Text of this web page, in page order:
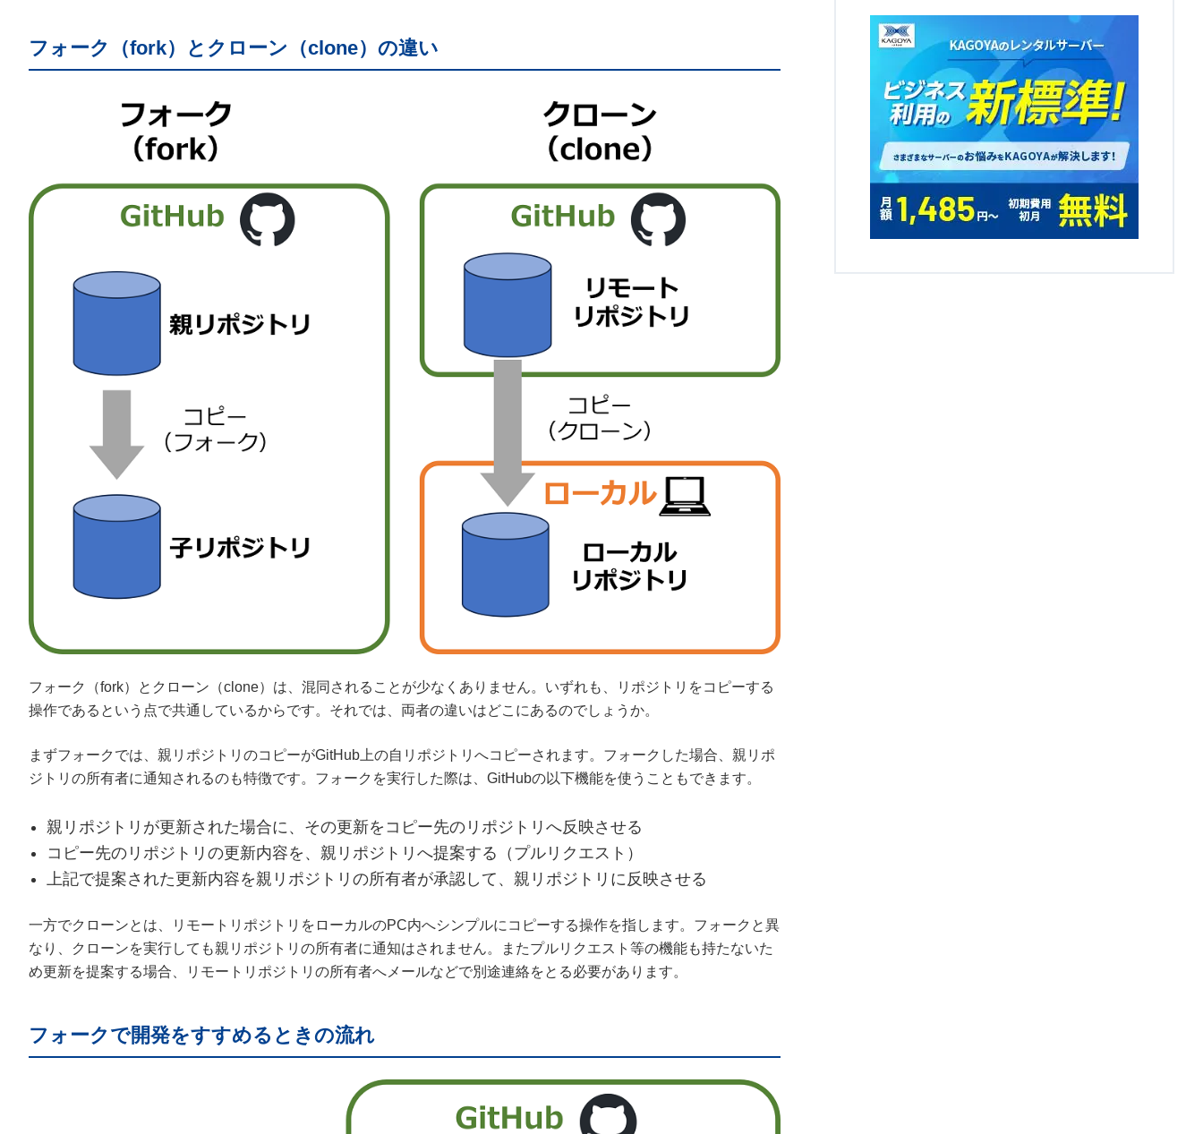
フォーク（fork）とクローン（clone）の違い
フォーク（fork）とクローン（clone）は、混同されることが少なくありません。いずれも、リポジトリをコピーする
操作であるという点で共通しているからです。それでは、両者の違いはどこにあるのでしょうか。
まずフォークでは、親リポジトリのコピーがGitHub上の自リポジトリへコピーされます。フォークした場合、親リポ
ジトリの所有者に通知されるのも特徴です。フォークを実行した際は、GitHubの以下機能を使うこともできます。
親リポジトリが更新された場合に、その更新をコピー先のリポジトリへ反映させる
コピー先のリポジトリの更新内容を、親リポジトリへ提案する（プルリクエスト）
上記で提案された更新内容を親リポジトリの所有者が承認して、親リポジトリに反映させる
一方でクローンとは、リモートリポジトリをローカルのPC内へシンプルにコピーする操作を指します。フォークと異
なり、クローンを実行しても親リポジトリの所有者に通知はされません。またプルリクエスト等の機能も持たないた
め更新を提案する場合、リモートリポジトリの所有者へメールなどで別途連絡をとる必要があります。
フォークで開発をすすめるときの流れ